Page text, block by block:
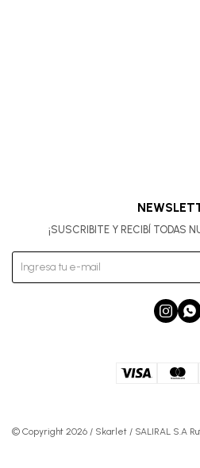
¡SUSCRIBITE Y RECIBÍ TODAS
 
© Copyright 2026 / Skarlet / SALIRAL S.A Rut